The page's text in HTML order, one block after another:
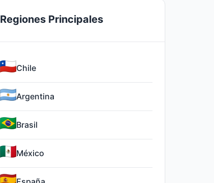
Regiones Principales
Chile
Argentina
Brasil
México